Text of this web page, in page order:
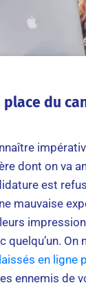
place du
dont on va
est
mauvaise
On
en ligne
ennemis de